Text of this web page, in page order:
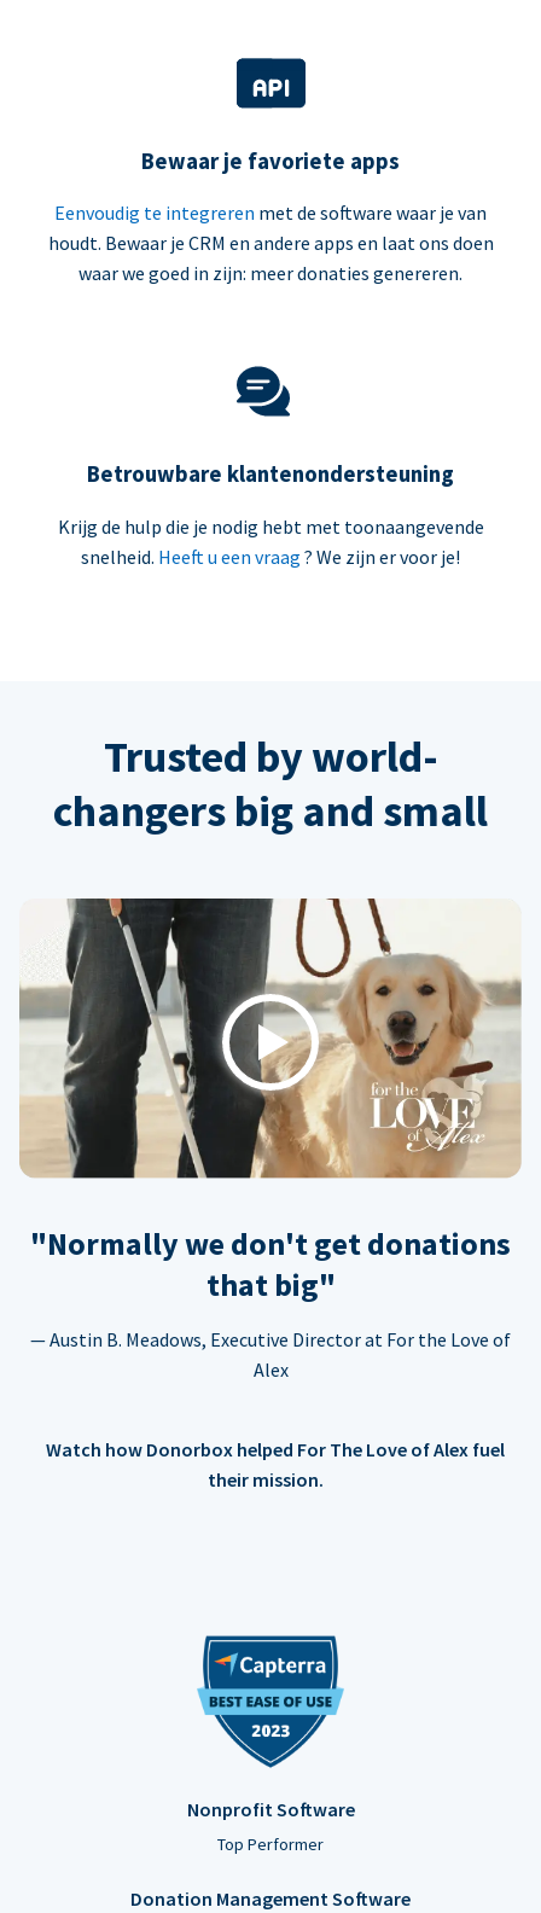
Bewaar je favoriete apps
Eenvoudig te integreren met de software waar je van
houdt. Bewaar je CRM en andere apps en laat ons doen
waar we goed in zijn: meer donaties genereren.
Betrouwbare klantenondersteuning
Krijg de hulp die je nodig hebt met toonaangevende
snelheid. Heeft u een vraag ? We zijn er voor je!
Trusted by world-
changers big and small
Play
"Normally we don't get donations
that big"
— Austin B. Meadows, Executive Director at For the Love of
Alex
Watch how Donorbox helped For The Love of Alex fuel
their mission.
Nonprofit Software
Top Performer
Donation Management Software